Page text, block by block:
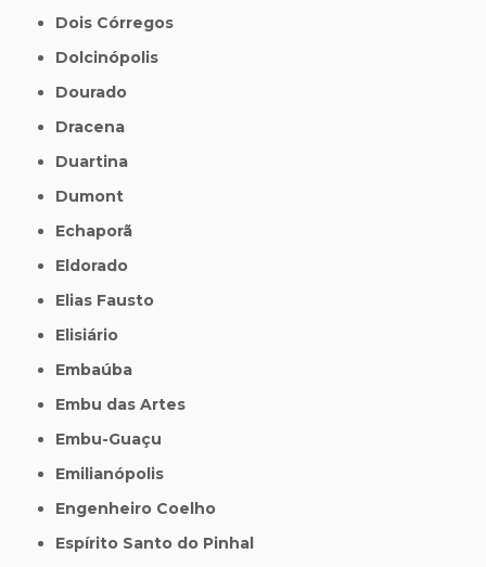
Dois Córregos
Dolcinópolis
Dourado
Dracena
Duartina
Dumont
Echaporã
Eldorado
Elias Fausto
Elisiário
Embaúba
Embu das Artes
Embu-Guaçu
Emilianópolis
Engenheiro Coelho
Espírito Santo do Pinhal